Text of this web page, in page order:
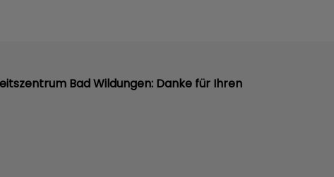
Bad Wildungen: Danke für Ihren